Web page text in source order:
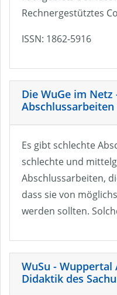
Rechnergestütztes
ISSN: 1862-5916
Die WuGe im
Es gibt schlechte
schlechte und
Abschlussarbeiten,
dass sie von
werden sollten.
WuSu -
Didaktik des